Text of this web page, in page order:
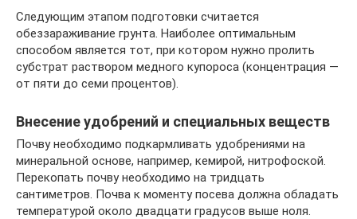
Следующим этапом подготовки считается
обеззараживание грунта. Наиболее оптимальным
способом является тот, при котором нужно пролить
субстрат раствором медного купороса (концентрация —
от пяти до семи процентов).
Внесение удобрений и специальных веществ
Почву необходимо подкармливать удобрениями на
минеральной основе, например, кемирой, нитрофоской.
Перекопать почву необходимо на тридцать
сантиметров. Почва к моменту посева должна обладать
температурой около двадцати градусов выше ноля.